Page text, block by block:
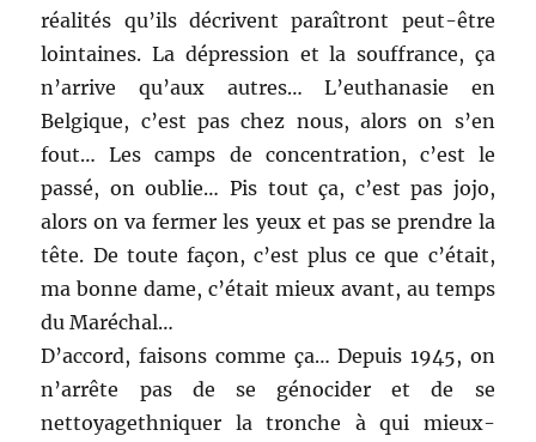
réalités qu’ils décrivent paraîtront peut-être
lointaines. La dépression et la souffrance, ça
n’arrive qu’aux autres… L’euthanasie en
Belgique, c’est pas chez nous, alors on s’en
fout… Les camps de concentration, c’est le
passé, on oublie… Pis tout ça, c’est pas jojo,
alors on va fermer les yeux et pas se prendre la
tête. De toute façon, c’est plus ce que c’était,
ma bonne dame, c’était mieux avant, au temps
du Maréchal…
D’accord, faisons comme ça… Depuis 1945, on
n’arrête pas de se génocider et de se
nettoyagethniquer la tronche à qui mieux-